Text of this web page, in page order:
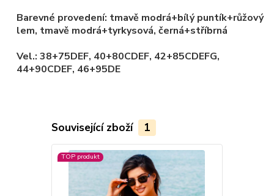
Barevné provedení: tmavě modrá+bílý puntík+růžový
lem, tmavě modrá+tyrkysová, černá+stříbrná
Vel.: 38+75DEF, 40+80CDEF, 42+85CDEFG,
44+90CDEF, 46+95DE
Související zboží 1
TOP produkt